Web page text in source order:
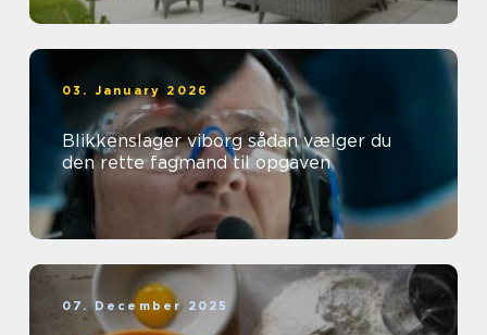
03. January 2026
Blikkenslager viborg sådan vælger du
den rette fagmand til opgaven
07. December 2025